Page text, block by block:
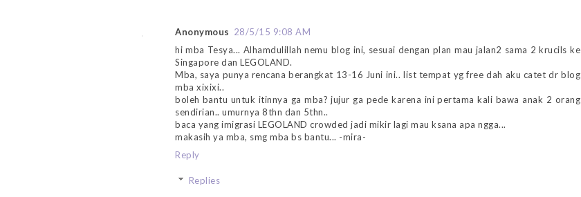
Anonymous 28/5/15 9:08 AM
hi mba Tesya... Alhamdulillah nemu blog ini, sesuai dengan plan mau jalan2 sama 2 krucils ke
Singapore dan LEGOLAND.
Mba, saya punya rencana berangkat 13-16 Juni ini.. list tempat yg free dah aku catet dr blog
mba xixixi..
boleh bantu untuk itinnya ga mba? jujur ga pede karena ini pertama kali bawa anak 2 orang
sendirian.. umurnya 8thn dan 5thn..
baca yang imigrasi LEGOLAND crowded jadi mikir lagi mau ksana apa ngga...
makasih ya mba, smg mba bs bantu... -mira-
Reply
Replies